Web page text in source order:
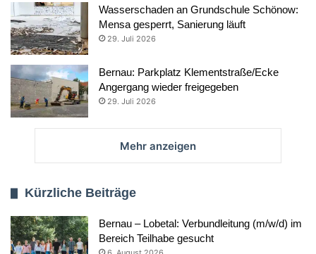
Wasserschaden an Grundschule Schönow:
Mensa gesperrt, Sanierung läuft
29. Juli 2026
Bernau: Parkplatz Klementstraße/Ecke
Angergang wieder freigegeben
29. Juli 2026
Mehr anzeigen
Kürzliche Beiträge
Bernau – Lobetal: Verbundleitung (m/w/d) im
Bereich Teilhabe gesucht